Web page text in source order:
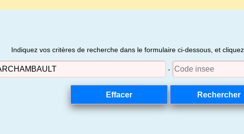
Indiquez vos critères de recherche dans le formulaire ci-dessous, et
-